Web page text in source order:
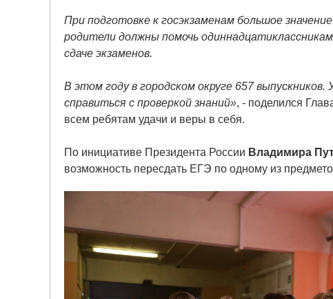
При подготовке к госэкзаменам большое
родители должны помочь
сдаче экзаменов.
В этом году в городском округе 657
справиться с проверкой знаний», - поделился
всем ребятам удачи и веры в себя.
По инициативе Президента России Владимира
возможность пересдать ЕГЭ по одному из